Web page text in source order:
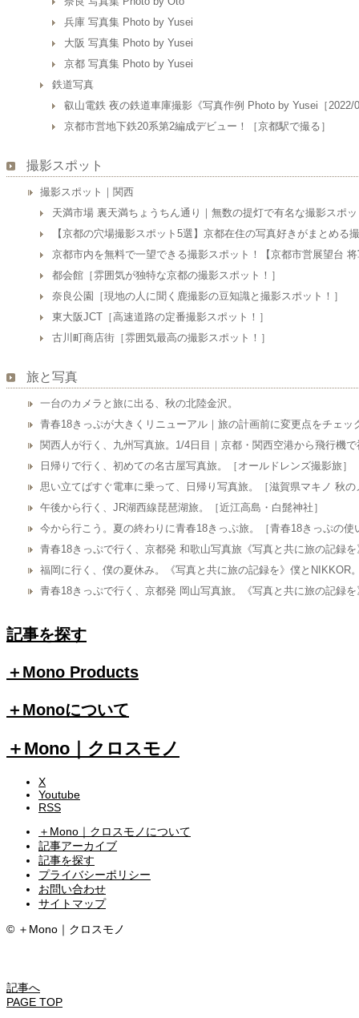
兵庫 写真集 Photo by Yusei
大阪 写真集 Photo by Yusei
京都 写真集 Photo by Yusei
鉄道写真
叡山電鉄 夜の鉄道車庫撮影《写真作例 Photo by Yusei［2022/
京都市営地下鉄20系第2編成デビュー！［京都駅で撮る］
撮影スポット
撮影スポット｜関西
天満市場 裏天満ちょうちん通り｜無数の提灯で有名な撮影スポ
【京都の穴場撮影スポット5選】京都在住の写真好きがまとめる
京都市内を無料で一望できる撮影スポット！【京都市営展望台
都会館［雰囲気が独特な京都の撮影スポット！］
奈良公園［現地の人に聞く鹿撮影の豆知識と撮影スポット！］
東大阪JCT［高速道路の定番撮影スポット！］
古川町商店街［雰囲気最高の撮影スポット！］
旅と写真
一台のカメラと旅に出る、秋の北陸金沢。
青春18きっぷが大きくリニューアル｜旅の計画前に変更点をチェッ
関西人が行く、九州写真旅。1/4日目｜京都・関西空港から飛行機
日帰りで行く、初めての名古屋写真旅。［オールドレンズ撮影旅］
思い立てばすぐ電車に乗って、日帰り写真旅。［滋賀県マキノ 秋
午後から行く、JR湖西線琵琶湖旅。［近江高島・白髭神社］
今から行こう。夏の終わりに青春18きっぷ旅。［青春18きっぷの使
青春18きっぷで行く、京都発 和歌山写真旅《写真と共に旅の記録を
福岡に行く、僕の夏休み。《写真と共に旅の記録を》僕とNIKKOR
青春18きっぷで行く、京都発 岡山写真旅。《写真と共に旅の記録を
記事を探す
＋Mono Products
＋Monoについて
＋Mono｜クロスモノ
X
Youtube
RSS
＋Mono｜クロスモノについて
記事アーカイブ
記事を探す
プライバシーポリシー
お問い合わせ
サイトマップ
©︎ ＋Mono｜クロスモノ
記事へ
PAGE TOP